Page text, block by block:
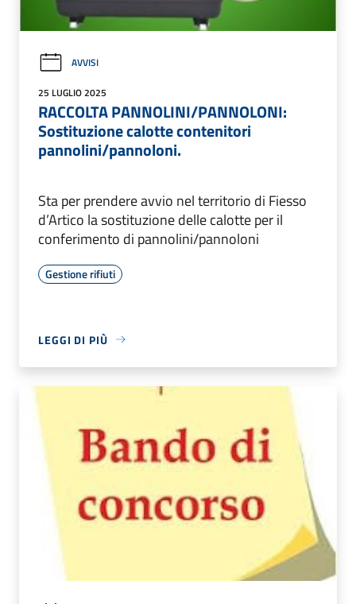
AVVISI
25 LUGLIO 2025
RACCOLTA PANNOLINI/PANNOLONI:
Sostituzione calotte contenitori
pannolini/pannoloni.
Sta per prendere avvio nel territorio di Fiesso
d’Artico la sostituzione delle calotte per il
conferimento di pannolini/pannoloni
Gestione rifiuti
LEGGI DI PIÙ